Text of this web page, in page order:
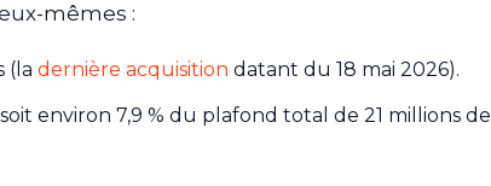
mêmes :
(la dernière acquisition datant du 18 mai 2026).
environ 7,9 % du plafond total de 21 millions de